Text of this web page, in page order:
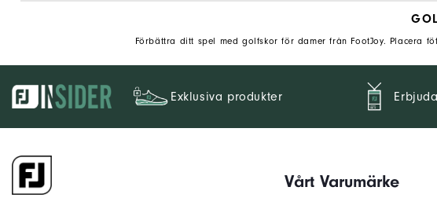
Förbättra ditt spel med golfskor för damer från FootJoy. Placera
Exklusiva produkter
Vårt Varumärke